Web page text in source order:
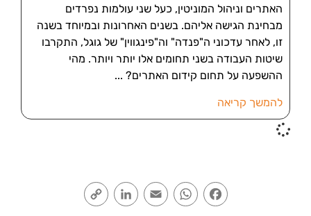
האתרים וניהול המוניטין, כעל שני עולמות נפרדים
מבחינת הגישה אליהם. בשנים האחרונות ובמיוחד בשנה
זו, לאחר עדכוני ה"פנדה" וה"פינגווין" של גוגל, התקרבו
שיטות העבודה בשני תחומים אלו יותר ויותר. מהי
ההשפעה על תחום קידום האתרים?
להמשך קריאה
Facebook
WhatsApp
Email
LinkedIn